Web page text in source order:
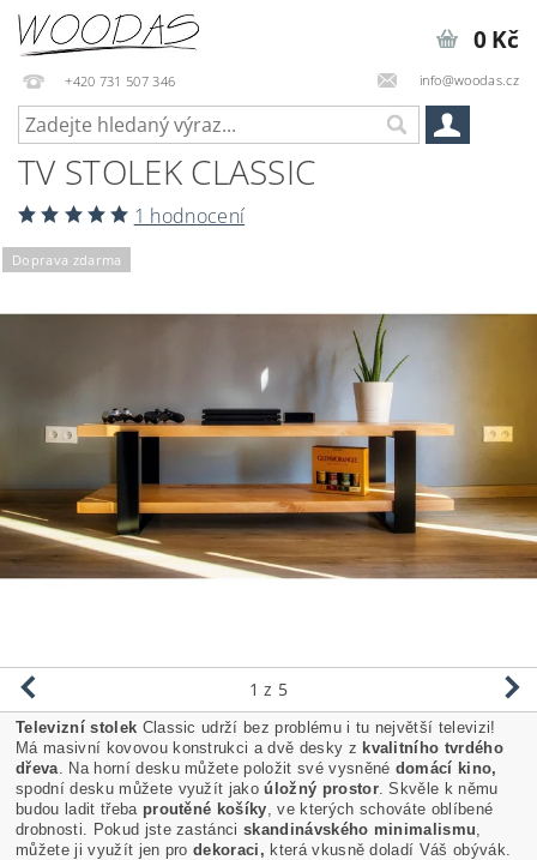
+420 731 507 346 info@woodas.cz
0 Kč
TV STOLEK CLASSIC
1 hodnocení
Doprava zdarma
1 z 5
Televizní stolek Classic udrží bez problému i tu největší televizi!
Má masivní kovovou konstrukci a dvě desky z kvalitního tvrdého
dřeva . Na horní desku můžete položit své vysněné domácí kino,
spodní desku můžete využít jakoúložný prostor. Skvěle k němu
budou ladit třeba proutěné košíky , ve kterých schováte oblíbené
drobnosti. Pokud jste zastánciskandinávského minimalismu
můžete ji využít jen prodekoraci, která vkusně doladí Váš obývák.